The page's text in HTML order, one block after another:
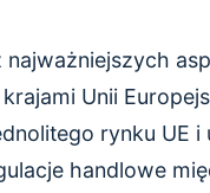
najważniejszych
Unii
rynku UE
handlowe